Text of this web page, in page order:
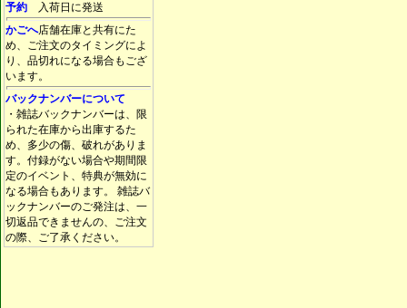
予約 入荷日に発送
かごへ店舗在庫と共有にた
め、ご注文のタイミングによ
り、品切れになる場合もござ
います。
バックナンバーについて
・雑誌バックナンバーは、限
られた在庫から出庫するた
め、多少の傷、破れがありま
す。付録がない場合や期間限
定のイベント、特典が無効に
なる場合もあります。 雑誌バ
ックナンバーのご発注は、一
切返品できませんの、ご注文
の際、ご了承ください。